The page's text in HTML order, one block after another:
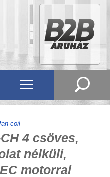
coil
4 csöves,
nélküli,
motorral